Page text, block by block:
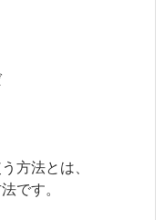
方法とは、
です。